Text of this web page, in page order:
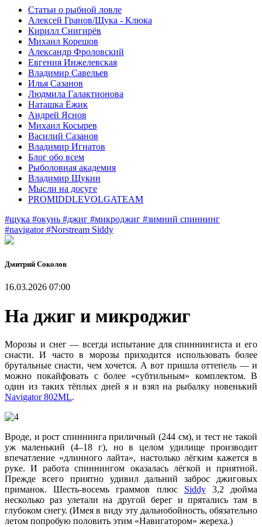
Статьи о рыбной ловле
Алексей Гранов/Щука - Клюка
Кирилл Снигирёв
Михаил Корешов
Александр Фроловский
Евгения Инжелевская
Владимир Савельев
Илья Сазанов
Людмила Галактионова
Наташка Ёжик
Андрей Яснов
Михаил Косырев
Василий Сазанов
Владимир Игнатов
Блог обо всем
Рыболовная академия
Владимир Щукин
Мысли на досуге
PROMIDDLEVOLGATEAM
#щука #окунь #джиг #микроджиг #зимний спиннинг
#navigator#Norstream Siddy
Дмитрий Соколов
16.03.2026 07:00
На джиг и микроджиг
Морозы и снег — всегда испытание для спиннингиста и его
снасти. И часто в морозы приходится использовать более
брутальные снасти, чем хочется. А вот пришла оттепель — и
можно покайфовать с более «субтильным» комплектом. В
один из таких тёплых дней я и взял на рыбалку новенький
Navigator 802ML.
Вроде, и рост спиннинга приличный (244 см), и тест не такой
уж маленький (4–18 г), но в целом удилище производит
впечатление «длинного лайта», настолько лёгким кажется в
руке. И работа спиннингом оказалась лёгкой и приятной.
Прежде всего приятно удивил дальний заброс джиговых
приманок. Шесть-восемь граммов плюс Siddy3,2 дюйма
несколько раз улетали на другой берег и прятались там в
глубоком снегу. (Имея в виду эту дальнобойность, обязательно
летом попробую половить этим «Навигатором» жереха.)